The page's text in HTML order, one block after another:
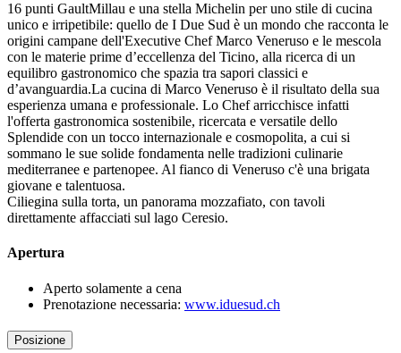
16 punti GaultMillau e una stella Michelin per uno stile di cucina
unico e irripetibile: quello de I Due Sud è un mondo che racconta le
origini campane dell'Executive Chef Marco Veneruso e le mescola
con le materie prime d’eccellenza del Ticino, alla ricerca di un
equilibro gastronomico che spazia tra sapori classici e
d’avanguardia.La cucina di Marco Veneruso è il risultato della sua
esperienza umana e professionale. Lo Chef arricchisce infatti
l'offerta gastronomica sostenibile, ricercata e versatile dello
Splendide con un tocco internazionale e cosmopolita, a cui si
sommano le sue solide fondamenta nelle tradizioni culinarie
mediterranee e partenopee. Al fianco di Veneruso c'è una brigata
giovane e talentuosa.
Ciliegina sulla torta, un panorama mozzafiato, con tavoli
direttamente affacciati sul lago Ceresio.
Apertura
Aperto solamente a cena
Prenotazione necessaria: www.iduesud.ch
Posizione